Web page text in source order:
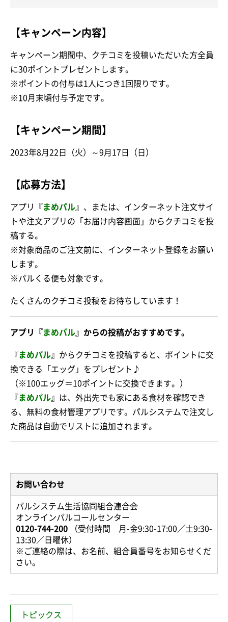
【キャンペーン内容】
キャンペーン期間中、クチコミを投稿いただいた方全員
に30ポイントプレゼントします。
※ポイントの付与は1人につき1回限りです。
※10月末頃付与予定です。
【キャンペーン期間】
2023年8月22日（火）～9月17日（日）
【応募方法】
アプリ『まめパル』、または、インターネット注文サイ
トや注文アプリの「お届け内容画面」からクチコミを投
稿する。
※対象商品のご注文前に、インターネット登録をお願い
します。
※パルくる便も対象です。
たくさんのクチコミ投稿をお待ちしています！
アプリ『まめパル』からの投稿がおすすめです。
『まめパル』からクチコミを投稿すると、ポイントに交
換できる「エッグ」をプレゼント♪
（※100エッグ＝10ポイントに交換できます。）
『まめパル』は、外出先でも家にある食材を確認でき
る、無料の食材管理アプリです。パルシステムで注文し
た商品は自動でリストに追加されます。
お問い合わせ
パルシステム生活協同組合連合会
オンラインパルコールセンター
0120-744-200 （受付時間 月-金9:30-17:00／土9:30-
13:30／日曜休）
※ご連絡の際は、お名前、組合員番号をお知らせくだ
さい。
トピックス